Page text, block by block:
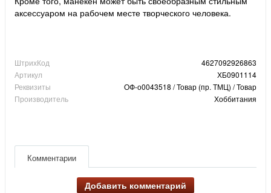
аксессуаром на рабочем месте творческого человека.
ШтрихКод
4627092926863
Артикул
ХБ0901114
Реквизиты
ОФ-о0043518 / Товар (пр. ТМЦ) / Товар
Производитель
Хоббитания
Комментарии
Добавить комментарий